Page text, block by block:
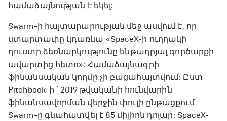
համաձայնության է եկել:
Swarm-ի հայտարարության մեջ ասվում է, որ
ստարտափը կդառնա «SpaceX-ի ուղղակի
դուստր ձեռնարկությունը ենթադրյալ գործարքի
ավարտից հետո»: Համաձայնագրի
ֆինանսական կողմը չի բացահայտվում: Ըստ
Pitchbook-ի ՝ 2019 թվականի հունվարին
ֆինանսավորման վերջին փուլի ընթացքում
Swarm-ը գնահատվել է 85 միլիոն դոլար: SpaceX-